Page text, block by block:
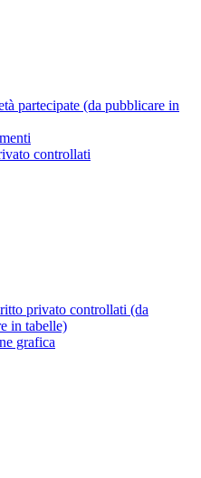
partecipate (da pubblicare in
controllati
privato controllati (da
in tabelle)
grafica